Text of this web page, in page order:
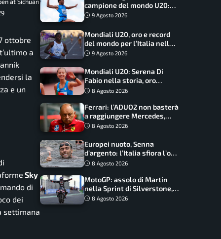
ottobre
a
la
e un
Sky
di
dei
settimana
campione del mondo U20:
basta un centimetro
9 Agosto 2026
Mondiali U20, oro e record
del mondo per l’Italia nella
4×100 mista: Doualla
9 Agosto 2026
Mondiali U20: Serena Di
Fabio nella storia, oro
dominio totale nei 5000 di
8 Agosto 2026
Ferrari: l’ADUO2 non basterà
a raggiungere Mercedes,
novità per la Macarena
8 Agosto 2026
Europei nuoto, Senna
d’argento: l’Italia sfiora l’oro
nella staffetta, Paltrinieri
8 Agosto 2026
MotoGP: assolo di Martin
nella Sprint di Silverstone,
trionfo totale Aprilia
8 Agosto 2026